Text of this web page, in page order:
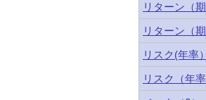
リターン（
リターン（
リスク(年率）
リスク（年